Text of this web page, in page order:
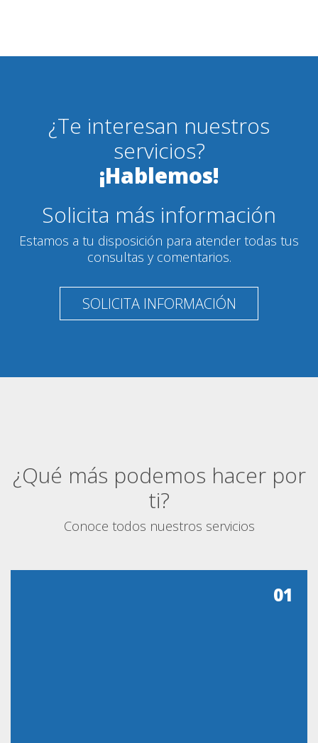
¿Te interesan nuestros
servicios?
¡Hablemos!
Solicita más información
Estamos a tu disposición para atender todas tus
consultas y comentarios.
SOLICITA INFORMACIÓN
¿Qué más podemos hacer por
ti?
Conoce todos nuestros servicios
01